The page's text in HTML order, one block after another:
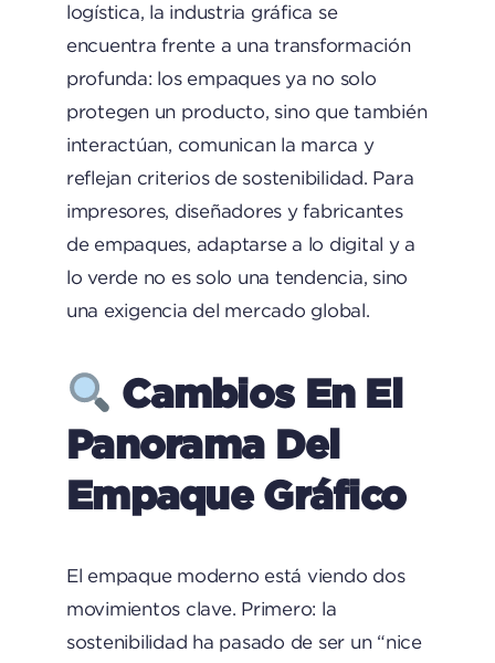
logística, la industria gráfica se
encuentra frente a una transformación
profunda: los empaques ya no solo
protegen un producto, sino que también
interactúan, comunican la marca y
reflejan criterios de sostenibilidad. Para
impresores, diseñadores y fabricantes
de empaques, adaptarse a lo digital y a
lo verde no es solo una tendencia, sino
una exigencia del mercado global.
Cambios En El
Panorama Del
Empaque Gráfico
El empaque moderno está viendo dos
movimientos clave. Primero: la
sostenibilidad ha pasado de ser un “nice